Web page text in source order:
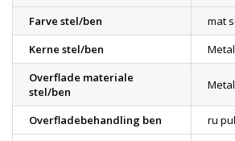
Farve stel/ben
mat
Kerne stel/ben
Metal
Overflade materiale
stel/ben
Metal
Overfladebehandling ben ru